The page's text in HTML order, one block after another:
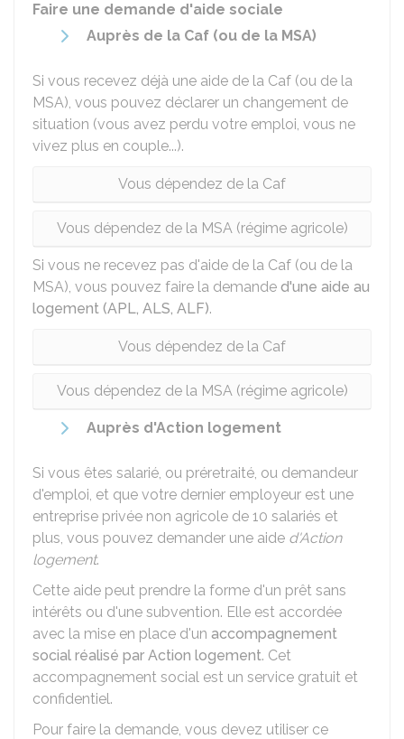
Faire une demande d'aide sociale
Auprès de la Caf (ou de la MSA)
Si vous recevez déjà une aide de la Caf (ou de la
MSA), vous pouvez déclarer un changement de
situation (vous avez perdu votre emploi, vous ne
vivez plus en couple...).
Vous dépendez de la Caf
Vous dépendez de la MSA (régime agricole)
Si vous ne recevez pas d'aide de la Caf (ou de la
MSA), vous pouvez faire la demande d'une aide au
logement (APL, ALS, ALF).
Vous dépendez de la Caf
Vous dépendez de la MSA (régime agricole)
Auprès d'Action logement
Si vous êtes salarié, ou préretraité, ou demandeur
d'emploi, et que votre dernier employeur est une
entreprise privée non agricole de 10 salariés et
plus, vous pouvez demander une aide d'Action
logement.
Cette aide peut prendre la forme d'un prêt sans
intérêts ou d'une subvention. Elle est accordée
avec la mise en place d'un accompagnement
social réalisé par Action logement. Cet
accompagnement social est un service gratuit et
confidentiel.
Pour faire la demande, vous devez utiliser ce